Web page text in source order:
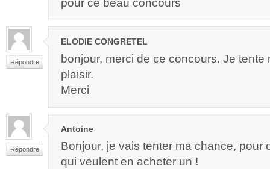
pour ce beau concours
Répondre
ELODIE CONGRETEL
bonjour, merci de ce concours. Je
plaisir.
Merci
Répondre
Antoine
Bonjour, je vais tenter ma chance, pour
qui veulent en acheter un !